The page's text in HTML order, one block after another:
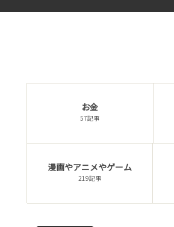
お金
57記事
漫画やアニメやゲーム
219記事